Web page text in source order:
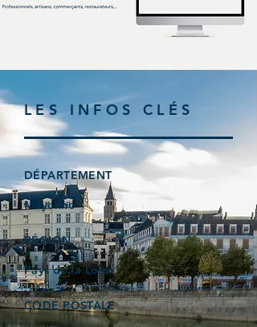
LES INFOS CLÉS
DÉPARTEMENT
Mayenne
RÉGION
Pays de la Loire
CODE POSTALE